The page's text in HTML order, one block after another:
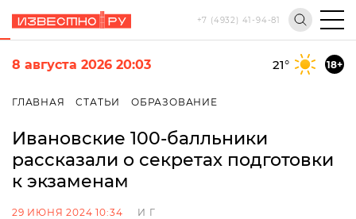
+7 (4932) 41-94-81
8 августа 2026 20:03 21° 18+
ГЛАВНАЯ СТАТЬИ ОБРАЗОВАНИЕ
Ивановские 100-балльники
рассказали о секретах подготовки
к экзаменам
29 ИЮНЯ 2024 10:34 И Г